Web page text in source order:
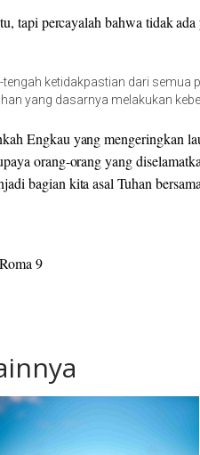
tapi percayalah bahwa tidak
ketidakpastian dari
yang dasarnya melakukan
Engkau yangmengeringkan
orang-orang yang
bagian kita asal Tuhan
9